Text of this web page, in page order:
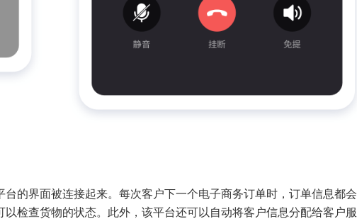
的界面被连接起来。每次客户下一个电子商务订单时，订单信息都会
检查货物的状态。此外，该平台还可以自动将客户信息分配给客户服